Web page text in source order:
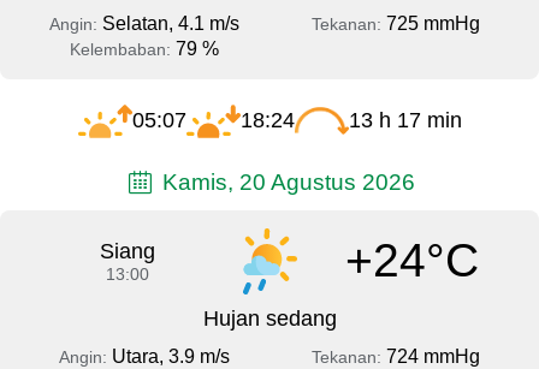
Angin: Selatan, 4.1 m/s Tekanan: 725 mmHg
Kelembaban: 79 %
05:07 18:24 13 h 17 min
Kamis, 20 Agustus 2026
Siang
13:00 +24°C
Hujan sedang
Angin: Utara, 3.9 m/s Tekanan: 724 mmHg